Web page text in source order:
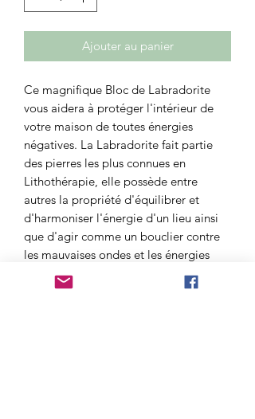
Ajouter au panier
Ce magnifique Bloc de Labradorite
vous aidera à protéger l'intérieur de
votre maison de toutes énergies
négatives. La Labradorite fait partie
des pierres les plus connues en
Lithothérapie, elle possède entre
autres la propriété d'équilibrer et
d'harmoniser l'énergie d'un lieu ainsi
que d'agir comme un bouclier contre
les mauvaises ondes et les énergies
négatives.
Les avantages d'un Bloc de